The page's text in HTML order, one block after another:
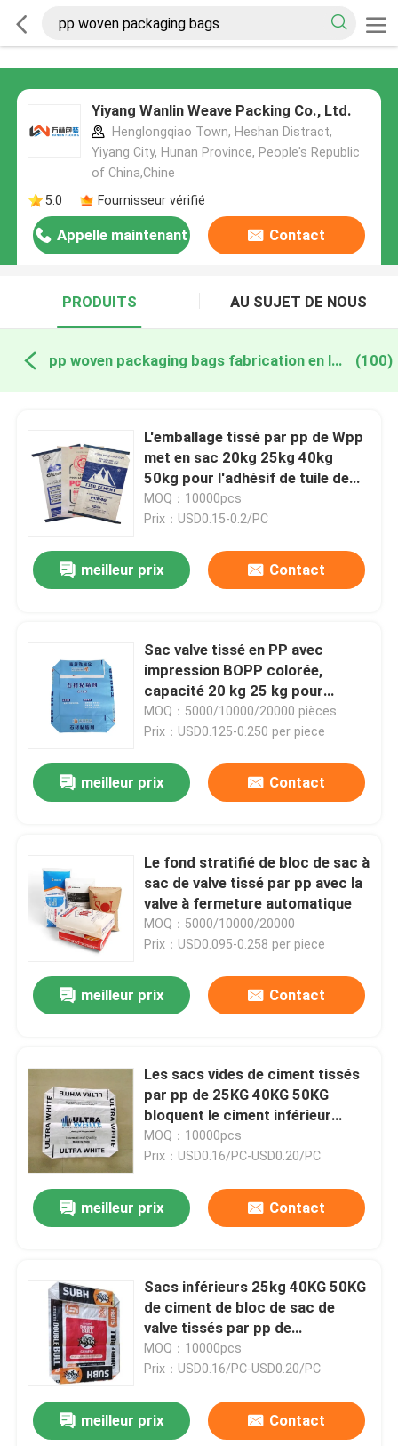
Yiyang Wanlin Weave Packing Co., Ltd.
Henglongqiao Town, Heshan Distract,
Yiyang City, Hunan Province, People's Republic
of China,Chine
5.0
Fournisseur vérifié
Appelle maintenant Contact
PRODUITS AU SUJET DE NOUS
pp woven packaging bags fabrication en ligne (100)
L'emballage tissé par pp de Wpp
met en sac 20kg 25kg 40kg
50kg pour l'adhésif de tuile de
colorant
MOQ：10000pcs
Prix：USD0.15-0.2/PC
meilleur prix Contact
Sac valve tissé en PP avec
impression BOPP colorée,
capacité 20 kg 25 kg pour
ciment et colle sèche
MOQ：5000/10000/20000 pièces
Prix：USD0.125-0.250 per piece
meilleur prix Contact
Le fond stratifié de bloc de sac à
sac de valve tissé par pp avec la
valve à fermeture automatique
MOQ：5000/10000/20000
Prix：USD0.095-0.258 per piece
meilleur prix Contact
Les sacs vides de ciment tissés
par pp de 25KG 40KG 50KG
bloquent le ciment inférieur
d'étoile d'annonce
MOQ：10000pcs
Prix：USD0.16/PC-USD0.20/PC
meilleur prix Contact
Sacs inférieurs 25kg 40KG 50KG
de ciment de bloc de sac de
valve tissés par pp de
polypropylène
MOQ：10000pcs
Prix：USD0.16/PC-USD0.20/PC
meilleur prix Contact